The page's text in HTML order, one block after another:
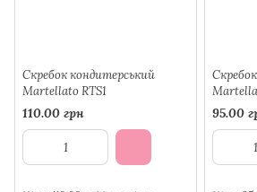
Скребок кондитерський
Martellato RTS1
110.00 грн 95.00